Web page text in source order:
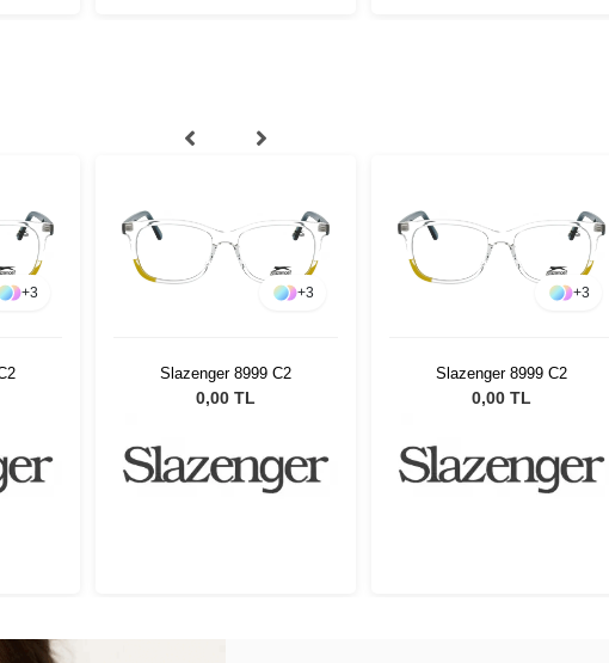
+3 +3
Slazenger 8999 C2
0,00 TL
+3
Slazenger 8999 C2
0,00 TL